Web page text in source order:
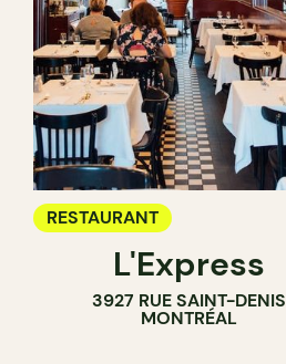
RESTAURANT
L'Express
3927 RUE SAINT-DENIS
MONTRÉAL